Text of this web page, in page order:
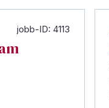
jobb-ID: 4113